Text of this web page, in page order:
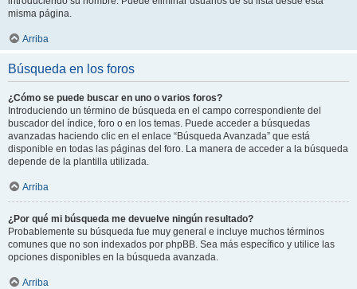
misma página.
Arriba
Búsqueda en los foros
¿Cómo se puede buscar en uno o varios foros?
Introduciendo un término de búsqueda en el campo correspondiente del
buscador del índice, foro o en los temas. Puede acceder a búsquedas
avanzadas haciendo clic en el enlace “Búsqueda Avanzada” que está
disponible en todas las páginas del foro. La manera de acceder a la búsqueda
depende de la plantilla utilizada.
Arriba
¿Por qué mi búsqueda me devuelve ningún resultado?
Probablemente su búsqueda fue muy general e incluye muchos términos
comunes que no son indexados por phpBB. Sea más específico y utilice las
opciones disponibles en la búsqueda avanzada.
Arriba